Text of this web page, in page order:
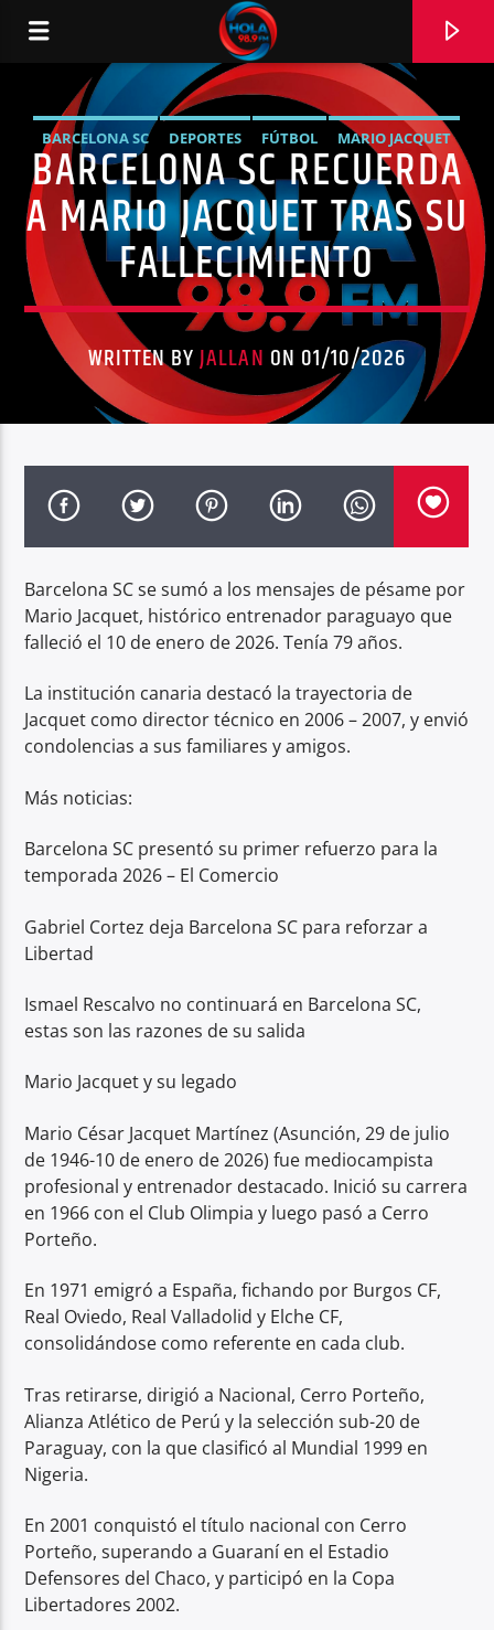
RADIO HOLA
0:00
Radio hola
BARCELONA SC DEPORTES FÚTBOL
MARIO JACQUET
NOTICIAS
BARCELONA SC RECUERDA
A MARIO JACQUET TRAS SU
FALLECIMIENTO
WRITTEN BYJALLAN ON 01/10/2026
Barcelona SC se sumó a los mensajes de pésame por
Mario Jacquet, histórico entrenador paraguayo que
falleció el 10 de enero de 2026. Tenía 79 años.
La institución canaria destacó la trayectoria de
Jacquet como director técnico en 2006 – 2007, y envió
condolencias a sus familiares y amigos.
Más noticias:
Barcelona SC presentó su primer refuerzo para la
temporada 2026 – El Comercio
Gabriel Cortez deja Barcelona SC para reforzar a
Libertad
Ismael Rescalvo no continuará en Barcelona SC,
estas son las razones de su salida
Mario Jacquet y su legado
Mario César Jacquet Martínez (Asunción, 29 de julio
de 1946-10 de enero de 2026) fue mediocampista
profesional y entrenador destacado. Inició su carrera
en 1966 con el Club Olimpia y luego pasó a Cerro
Porteño.
En 1971 emigró a España, fichando por Burgos CF,
Real Oviedo, Real Valladolid y Elche CF,
consolidándose como referente en cada club.
Tras retirarse, dirigió a Nacional, Cerro Porteño,
Alianza Atlético de Perú y la selección sub-20 de
Paraguay, con la que clasificó al Mundial 1999 en
Nigeria.
En 2001 conquistó el título nacional con Cerro
Porteño, superando a Guaraní en el Estadio
Defensores del Chaco, y participó en la Copa
Libertadores 2002.